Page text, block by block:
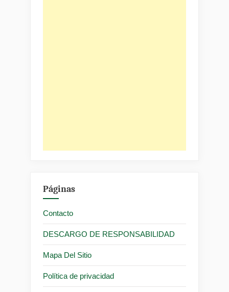
Páginas
Contacto
DESCARGO DE RESPONSABILIDAD
Mapa Del Sitio
Política de privacidad